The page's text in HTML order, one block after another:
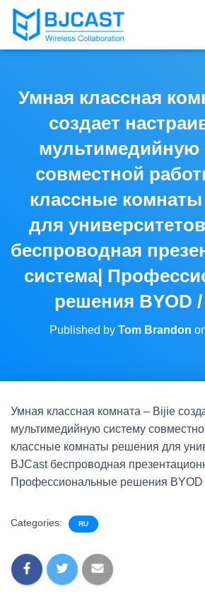
Умная классная
создает
мультимедийную
совместной
классные
для
беспроводная
система|
решения BYOD /
Published by Tom Brandon
Умная классная комната – Bijie
мультимедийную систему
классные комнаты решения для
BJCast беспроводная
Профессиональные решения BYOD
Categories: RU